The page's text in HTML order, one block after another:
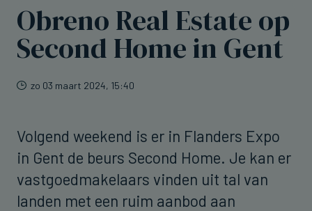
Obreno Real Estate op
Second Home in Gent
zo 03 maart 2024, 15:40
Volgend weekend is er in Flanders Expo
in Gent de beurs Second Home. Je kan er
vastgoedmakelaars vinden uit tal van
landen met een ruim aanbod aan